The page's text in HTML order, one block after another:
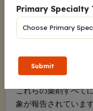
体重の平均減少が8%
セボでは2%でした
はA1C値が最大で
異なり、マリデバー
下注射です。
これらの薬剤すべて
象が報告されていま
Primary Specialty
Submit